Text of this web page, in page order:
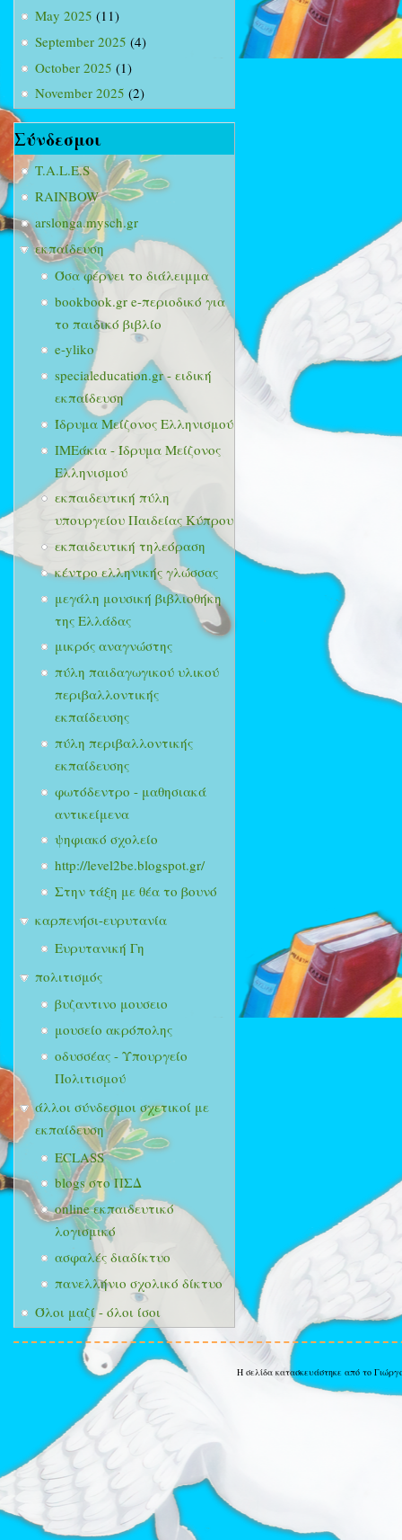
May 2025 (11)
September 2025 (4)
October 2025 (1)
November 2025 (2)
Σύνδεσμοι
T.A.L.E.S
RAINBOW
arslonga.mysch.gr
εκπαίδευση
Όσα φέρνει το διάλειμμα
bookbook.gr e-περιοδικό για
το παιδικό βιβλίο
e-yliko
specialeducation.gr - ειδική
εκπαίδευση
Ίδρυμα Μείζονος Ελληνισμού
ΙΜΕάκια - Ίδρυμα Μείζονος
Ελληνισμού
εκπαιδευτική πύλη
υπουργείου Παιδείας Κύπρου
εκπαιδευτική τηλεόραση
κέντρο ελληνικής γλώσσας
μεγάλη μουσική βιβλιοθήκη
της Ελλάδας
μικρός αναγνώστης
πύλη παιδαγωγικού υλικού
περιβαλλοντικής
εκπαίδευσης
πύλη περιβαλλοντικής
εκπαίδευσης
φωτόδεντρο - μαθησιακά
αντικείμενα
ψηφιακό σχολείο
http://level2be.blogspot.gr/
Στην τάξη με θέα το βουνό
καρπενήσι-ευρυτανία
Ευρυτανική Γη
πολιτισμός
βυζαντινο μουσειο
μουσείο ακρόπολης
οδυσσέας - Υπουργείο
Πολιτισμού
άλλοι σύνδεσμοι σχετικοί με
εκπαίδευση
ECLASS
blogs στο ΠΣΔ
online εκπαιδευτικό
λογισμικό
ασφαλές διαδίκτυο
πανελλήνιο σχολικό δίκτυο
Όλοι μαζί - όλοι ίσοι
Η σελίδα κατασκευάστηκε από το